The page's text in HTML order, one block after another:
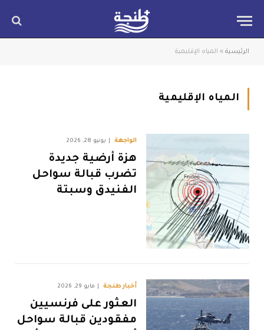
الرئيسية » المياه الإقليمية
المياه الإقليمية
الواجهة يونيو 28, 2026
هزة أرضية جديدة
تضرب قبالة سواحل
الفنيدق وسبتة
أخبار طنجة مايو 29, 2026
العثور على فرنسيين
مفقودين قبالة سواحل